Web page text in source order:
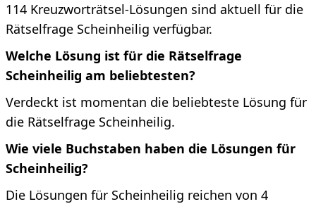
114 Kreuzworträtsel-Lösungen sind aktuell für die
Rätselfrage Scheinheilig verfügbar.
Welche Lösung ist für die Rätselfrage
Scheinheilig am beliebtesten?
Verdeckt ist momentan die beliebteste Lösung für
die Rätselfrage Scheinheilig.
Wie viele Buchstaben haben die Lösungen für
Scheinheilig?
Die Lösungen für Scheinheilig reichen von 4